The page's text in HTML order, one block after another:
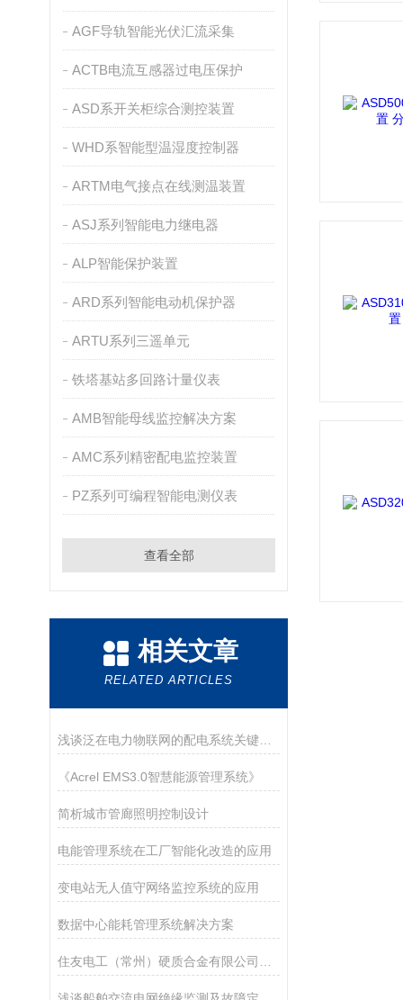
AGF导轨智能光伏汇流采集
ACTB电流互感器过电压保护
ASD系开关柜综合测控装置
WHD系智能型温湿度控制器
ARTM电气接点在线测温装置
ASJ系列智能电力继电器
ALP智能保护装置
ARD系列智能电动机保护器
ARTU系列三遥单元
铁塔基站多回路计量仪表
AMB智能母线监控解决方案
AMC系列精密配电监控装置
PZ系列可编程智能电测仪表
查看全部
相关文章
RELATED ARTICLES
浅谈泛在电力物联网的配电系统关键技术研究
《Acrel EMS3.0智慧能源管理系统》
简析城市管廊照明控制设计
电能管理系统在工厂智能化改造的应用
变电站无人值守网络监控系统的应用
数据中心能耗管理系统解决方案